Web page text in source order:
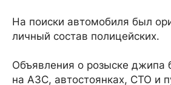
На поиски автомобиля был
личный состав полицейских.
Объявления о розыске джипа
на АЗС, автостоянках, СТО и